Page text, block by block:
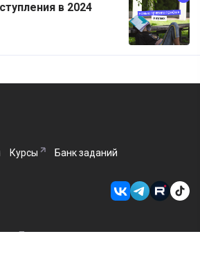
в 2024
Курсы Банк заданий
Пользовательское соглашение